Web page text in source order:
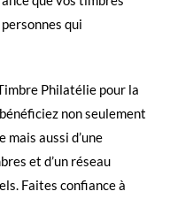
qui
Philatélie pour la
non seulement
mais aussi d’une
et d’un réseau
Faites confiance à